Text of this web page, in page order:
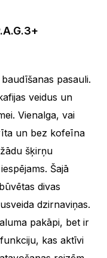
pasauli.
veidus un
Vienalga, vai
un bez kofeīna
šķirņu
Šajā
divas
dzirnaviņas.
pakāpi, bet ir
kas aktīvi